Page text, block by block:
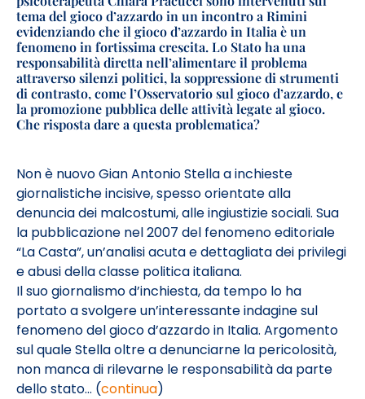
tema del gioco d’azzardo in un incontro a Rimini
evidenziando che il gioco d’azzardo in Italia è un
fenomeno in fortissima crescita. Lo Stato ha una
responsabilità diretta nell’alimentare il problema
attraverso silenzi politici, la soppressione di strumenti
di contrasto, come l’Osservatorio sul gioco d’azzardo, e
la promozione pubblica delle attività legate al gioco.
Che risposta dare a questa problematica?
Non è nuovo Gian Antonio Stella a inchieste
giornalistiche incisive, spesso orientate alla
denuncia dei malcostumi, alle ingiustizie sociali. Sua
la pubblicazione nel 2007 del fenomeno editoriale
“La Casta”, un’analisi acuta e dettagliata dei privilegi
e abusi della classe politica italiana.
Il suo giornalismo d’inchiesta, da tempo lo ha
portato a svolgere un’interessante indagine sul
fenomeno del gioco d’azzardo in Italia. Argomento
sul quale Stella oltre a denunciarne la pericolosità,
non manca di rilevarne le responsabilità da parte
dello stato… (continua)